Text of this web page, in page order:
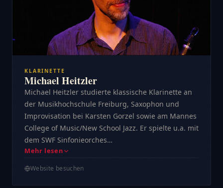
KLARINETTE
Michael Heitzler
Michael Heitzler studierte klassische Klarinette an
der Musikhochschule Freiburg, Saxophon und
Improvisation bei Karsten Gorzel sowie am Mannes
College of Music/New School Jazz. Er spielte u.a. mit
dem SWF Sinfonieorches…
Mehr lesen
Website besuchen